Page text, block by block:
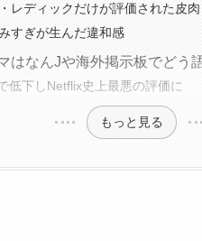
レディックだけが評価された皮肉
すぎが生んだ違和感
はなんJや海外掲示板でどう
低下しNetflix史上最悪の評価に
もっと見る